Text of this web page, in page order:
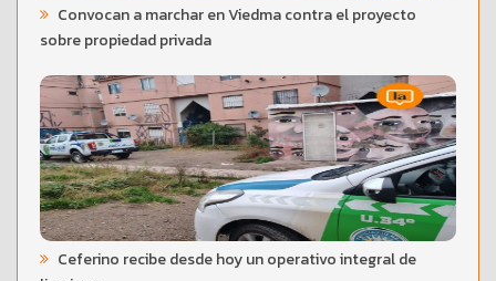
Convocan a marchar en Viedma contra el proyecto
sobre propiedad privada
Ceferino recibe desde hoy un operativo integral de